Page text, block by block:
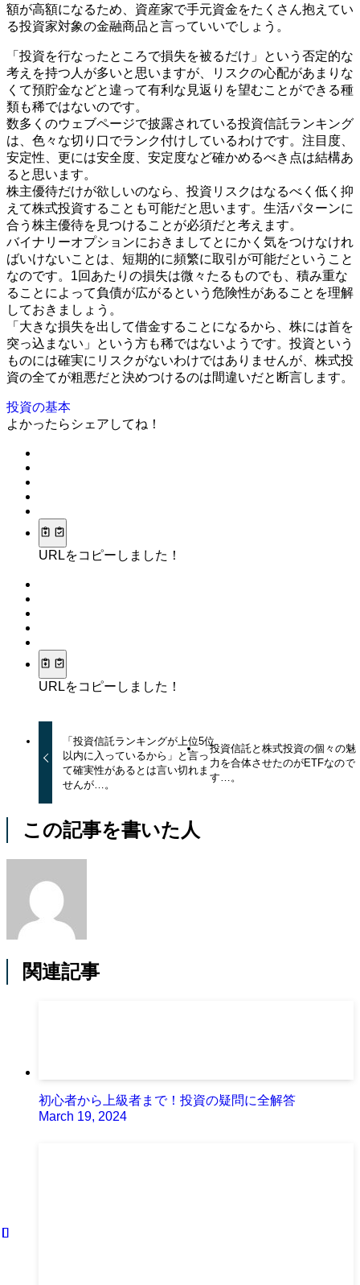
額が高額になるため、資産家で手元資金をたくさん抱えてい
る投資家対象の金融商品と言っていいでしょう。
「投資を行なったところで損失を被るだけ」という否定的な
考えを持つ人が多いと思いますが、リスクの心配があまりな
くて預貯金などと違って有利な見返りを望むことができる種
類も稀ではないのです。
数多くのウェブページで披露されている投資信託ランキング
は、色々な切り口でランク付けしているわけです。注目度、
安定性、更には安全度、安定度など確かめるべき点は結構あ
ると思います。
株主優待だけが欲しいのなら、投資リスクはなるべく低く抑
えて株式投資することも可能だと思います。生活パターンに
合う株主優待を見つけることが必須だと考えます。
バイナリーオプションにおきましてとにかく気をつけなけれ
ばいけないことは、短期的に頻繁に取引が可能だということ
なのです。1回あたりの損失は微々たるものでも、積み重な
ることによって負債が広がるという危険性があることを理解
しておきましょう。
「大きな損失を出して借金することになるから、株には首を
突っ込まない」という方も稀ではないようです。投資という
ものには確実にリスクがないわけではありませんが、株式投
資の全てが粗悪だと決めつけるのは間違いだと断言します。
投資の基本
よかったらシェアしてね！
URLをコピーしました！
URLをコピーしました！
「投資信託ランキングが上位5位
以内に入っているから」と言っ
て確実性があるとは言い切れま
せんが…。
投資信託と株式投資の個々の魅
力を合体させたのがETFなので
す…。
この記事を書いた人
関連記事
初心者から上級者まで！投資の疑問に全解答
March 19, 2024